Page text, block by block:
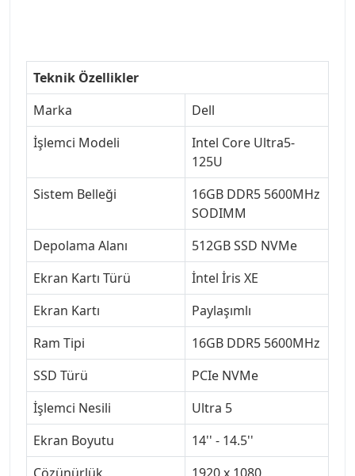
Teknik Özellikler
Marka
Dell
İşlemci Modeli
Intel Core Ultra5-
125U
Sistem Belleği
16GB DDR5 5600MHz
SODIMM
Depolama Alanı
512GB SSD NVMe
Ekran Kartı Türü
İntel İris XE
Ekran Kartı
Paylaşımlı
Ram Tipi
16GB DDR5 5600MHz
SSD Türü
PCIe NVMe
İşlemci Nesili
Ultra 5
Ekran Boyutu
14'' - 14.5''